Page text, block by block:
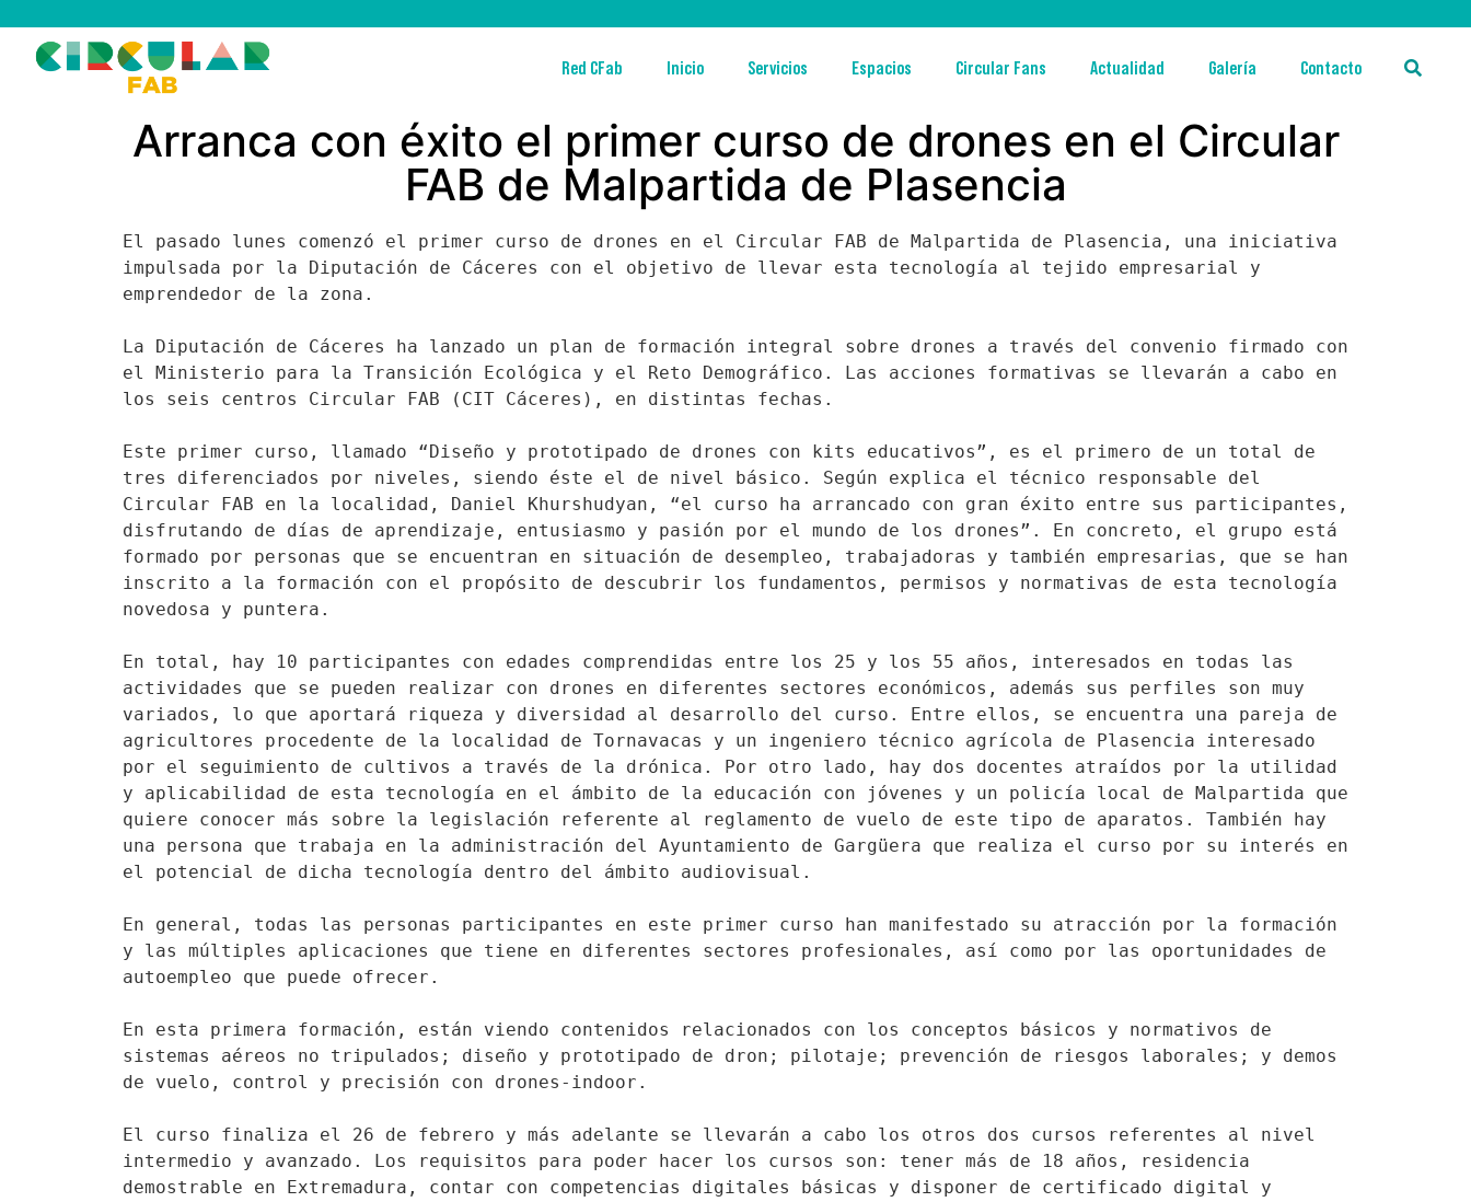
Red CFab Inicio Servicios Espacios Circular Fans Actualidad Galería Contacto
Arranca con éxito el primer curso de drones en el Circular
FAB de Malpartida de Plasencia
El pasado lunes comenzó el primer curso de drones en el Circular FAB de Malpartida de Plasencia, una iniciativa
impulsada por la Diputación de Cáceres con el objetivo de llevar esta tecnología al tejido empresarial y
emprendedor de la zona.
La Diputación de Cáceres ha lanzado un plan de formación integral sobre drones a través del convenio firmado con
el Ministerio para la Transición Ecológica y el Reto Demográfico. Las acciones formativas se llevarán a cabo en
los seis centros Circular FAB (CIT Cáceres), en distintas fechas.
Este primer curso, llamado “Diseño y prototipado de drones con kits educativos”, es el primero de un total de
tres diferenciados por niveles, siendo éste el de nivel básico. Según explica el técnico responsable del
Circular FAB en la localidad, Daniel Khurshudyan, “el curso ha arrancado con gran éxito entre sus participantes,
disfrutando de días de aprendizaje, entusiasmo y pasión por el mundo de los drones”. En concreto, el grupo está
formado por personas que se encuentran en situación de desempleo, trabajadoras y también empresarias, que se han
inscrito a la formación con el propósito de descubrir los fundamentos, permisos y normativas de esta tecnología
novedosa y puntera.
En total, hay 10 participantes con edades comprendidas entre los 25 y los 55 años, interesados en todas las
actividades que se pueden realizar con drones en diferentes sectores económicos, además sus perfiles son muy
variados, lo que aportará riqueza y diversidad al desarrollo del curso. Entre ellos, se encuentra una pareja de
agricultores procedente de la localidad de Tornavacas y un ingeniero técnico agrícola de Plasencia interesado
por el seguimiento de cultivos a través de la drónica. Por otro lado, hay dos docentes atraídos por la utilidad
y aplicabilidad de esta tecnología en el ámbito de la educación con jóvenes y un policía local de Malpartida que
quiere conocer más sobre la legislación referente al reglamento de vuelo de este tipo de aparatos. También hay
una persona que trabaja en la administración del Ayuntamiento de Gargüera que realiza el curso por su interés en
el potencial de dicha tecnología dentro del ámbito audiovisual.
En general, todas las personas participantes en este primer curso han manifestado su atracción por la formación
y las múltiples aplicaciones que tiene en diferentes sectores profesionales, así como por las oportunidades de
autoempleo que puede ofrecer.
En esta primera formación, están viendo contenidos relacionados con los conceptos básicos y normativos de
sistemas aéreos no tripulados; diseño y prototipado de dron; pilotaje; prevención de riesgos laborales; y demos
de vuelo, control y precisión con drones-indoor.
El curso finaliza el 26 de febrero y más adelante se llevarán a cabo los otros dos cursos referentes al nivel
intermedio y avanzado. Los requisitos para poder hacer los cursos son: tener más de 18 años, residencia
demostrable en Extremadura, contar con competencias digitales básicas y disponer de certificado digital y